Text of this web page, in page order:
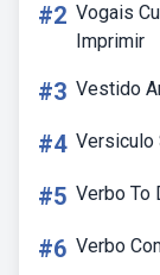
#2 Vogais
Imprimir
#3 Vestido
#4 Versiculo
#5 Verbo To
#6 Verbo